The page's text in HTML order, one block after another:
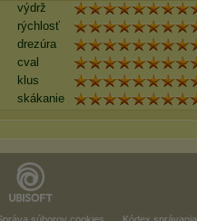
výdrž
rýchlosť
drezúra
cval
klus
skákanie